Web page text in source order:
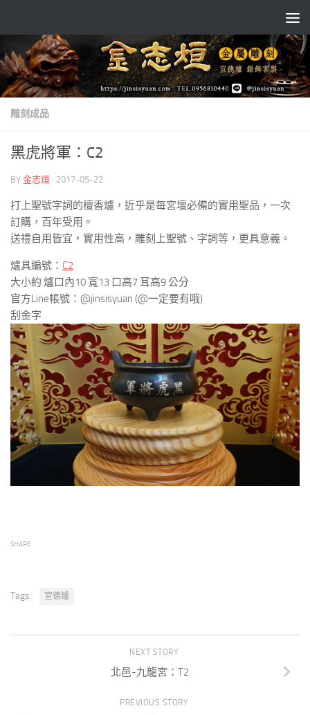
雕刻成品
黑虎將軍：C2
BY 金志烜 · 2017-05-22
打上聖號字詞的檀香爐，近乎是每宮壇必備的實用聖品，一次
訂購，百年受用。
送禮自用皆宜，實用性高，雕刻上聖號、字詞等，更具意義。
爐具編號： C2
大小約 爐口內10 寬13 口高7 耳高9 公分
官方Line帳號：@jinsisyuan (@一定要有哦)
刮金字
SHARE
Tags: 宣德爐
NEXT STORY
北邑-九龍宮：T2
PREVIOUS STORY